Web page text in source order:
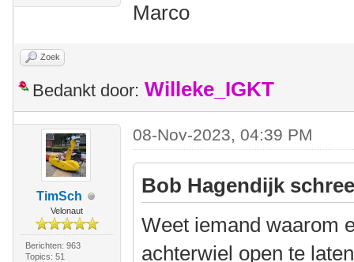
Marco
Zoek
Bedankt door: Willeke_IGKT
TimSch
Velonaut
Berichten: 963
Topics: 51
08-Nov-2023, 04:39 PM
Bob Hagendijk
Weet iemand waarom
achterwiel open te